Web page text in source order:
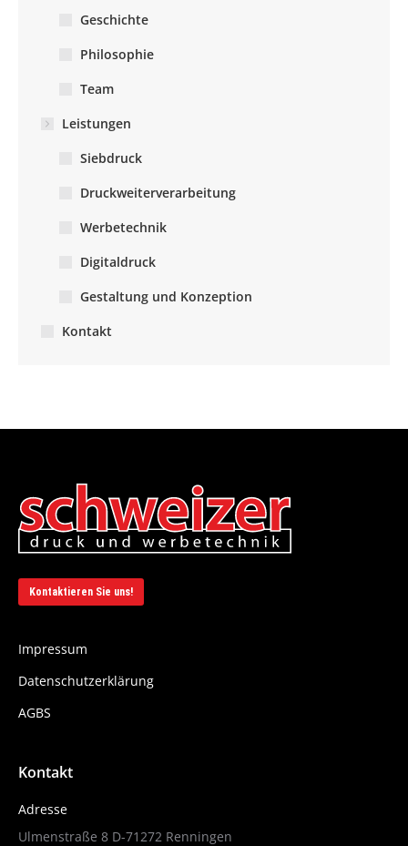
Geschichte
Philosophie
Team
Leistungen
Siebdruck
Druckweiterverarbeitung
Werbetechnik
Digitaldruck
Gestaltung und Konzeption
Kontakt
Kontaktieren Sie uns!
Impressum
Datenschutzerklärung
AGBS
Kontakt
Adresse
Ulmenstraße 8 D-71272 Renningen